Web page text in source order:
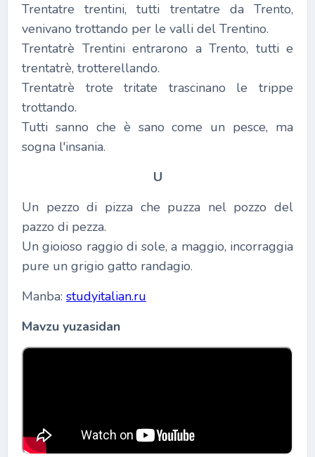
Trentatre trentini, tutti trentatre da Trento,
venivano trottando per le valli del Trentino.
Trentatrè Trentini entrarono a Trento, tutti e
trentatrè, trotterellando.
Trentatrè trote tritate trascinano le trippe
trottando.
Tutti sanno che è sano come un pesce, ma
sogna l'insania.
U
Un pezzo di pizza che puzza nel pozzo del
pazzo di pezza.
Un gioioso raggio di sole, a maggio, incorraggia
pure un grigio gatto randagio.
Manba: studyitalian.ru
Mavzu yuzasidan